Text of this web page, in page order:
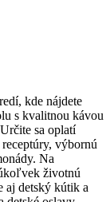
kde nájdete
s kvalitnou kávou
sa oplatí
výbornú
Na
životnú
aj detský kútik a